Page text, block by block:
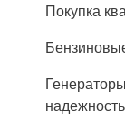
Покупка